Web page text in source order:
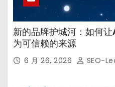
新的品牌护城河：如何
为可信赖的来源
6 月 26, 2026 SEO-